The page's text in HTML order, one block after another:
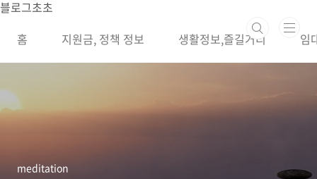
본문 바로가기
블로그초초
홈
지원금, 정책 정보 생활정보,즐길거리 임
meditation